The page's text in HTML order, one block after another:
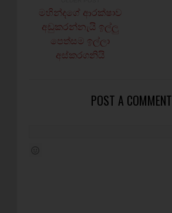
මහින්දගේ ආරක්ෂාව
අඩුකරන්නැයි ඉල්ලු
පෙත්සම ඉල්ලා
අස්කරගනියි
POST A COMMENT